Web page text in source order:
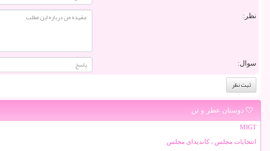
نظر:
سوال:
دوستان عطر و تن
MIGT
انتخابات مجلس ، کاندیدای مجلس